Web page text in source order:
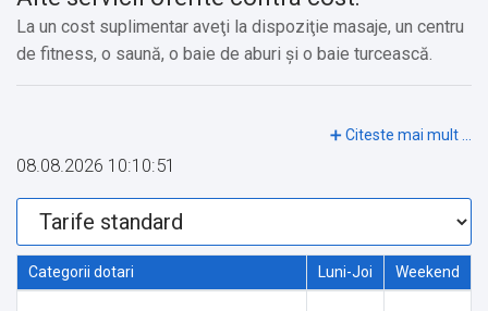
La un cost suplimentar aveţi la dispoziţie masaje, un centru
de fitness, o saună, o baie de aburi şi o baie turcească.
08.08.2026 10:10:51
Categorii dotari Luni-Joi Weekend